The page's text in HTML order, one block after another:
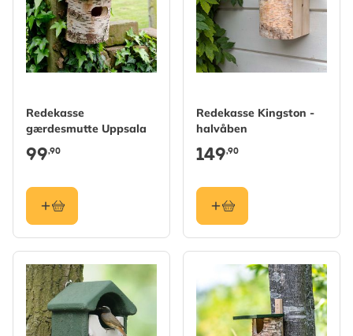
Redekasse
gærdesmutte Uppsala
99,90
Redekasse Kingston -
halvåben
149,90